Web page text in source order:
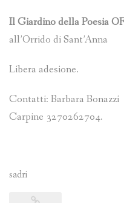
Il Giardino della Poesia
all’Orrido di Sant’Anna
Libera adesione.
Contatti: Barbara
Carpine 3270262704.
sadri